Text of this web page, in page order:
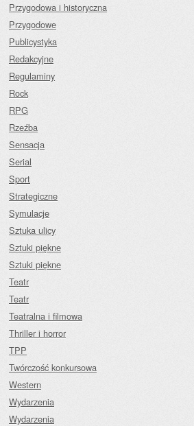
Przygodowa i historyczna
Przygodowe
Publicystyka
Redakcyjne
Regulaminy
Rock
RPG
Rzeźba
Sensacja
Serial
Sport
Strategiczne
Symulacje
Sztuka ulicy
Sztuki piękne
Sztuki piękne
Teatr
Teatr
Teatralna i filmowa
Thriller i horror
TPP
Twórczość konkursowa
Western
Wydarzenia
Wydarzenia